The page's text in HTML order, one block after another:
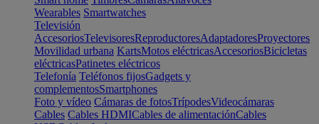
Wearables Smartwatches
Televisión
AccesoriosTelevisoresReproductoresAdaptadoresProyectores
Movilidad urbana KartsMotos eléctricasAccesoriosBicicletas
eléctricasPatinetes eléctricos
Telefonía Teléfonos fijosGadgets y
complementosSmartphones
Foto y vídeo Cámaras de fotosTrípodesVideocámaras
Cables Cables HDMICables de alimentaciónCables